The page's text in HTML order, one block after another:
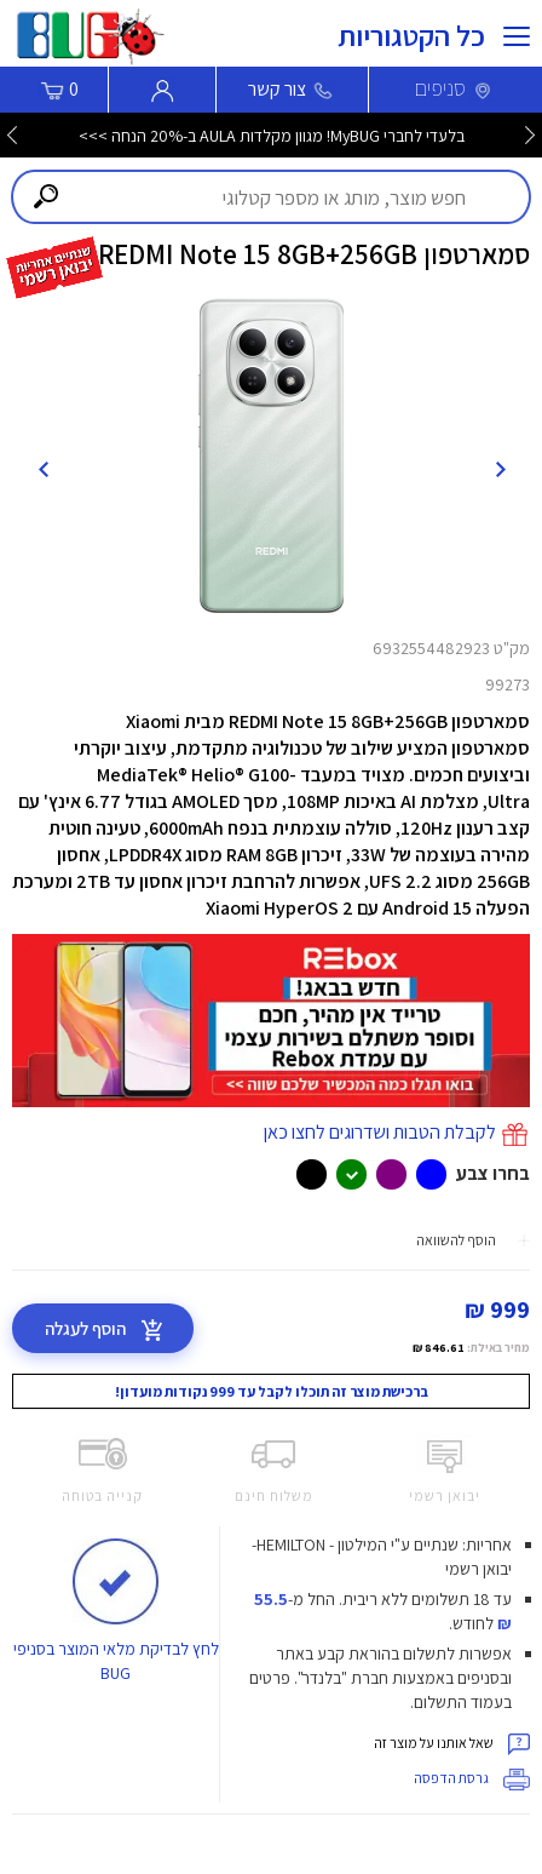
כל הקטגוריות
סניפים צור קשר 0
בלעדי לחברי MyBUG! מגוון מקלדות AULA ב-20% הנחה >>>
סמארטפון REDMI Note 15 8GB+256GB
מק"ט 6932554482923
99273
סמארטפון REDMI Note 15 8GB+256GB מבית Xiaomi
סמארטפון המציע שילוב שלטכנולוגיה מתקדמת, עיצוב יוקרתי
וביצועים חכמים. מצויד ב
מעבד MediaTek® Helio® G100-
Ultra, מצלמת AI באיכות 108MP, מסך AMOLED בגודל ‎6.77‎ אינץ' עם
קצב רענון ‎120Hz‎, סוללה עוצמתית בנפח ‎6000mAh‎, טעינה חוטית
מהירה בעוצמה של ‎33W‎, זיכרון RAM ‎8GB‎ מסוג ‎LPDDR4X‎, אחסון
‎256GB‎ מסוג ‎UFS 2.2‎, אפשרות להרחבת זיכרון אחסון עד 2TB ומערכת
הפעלה ‎Android 15‎ עם ‎Xiaomi HyperOS 2‎
לקבלת הטבות ושדרוגים לחצו כאן
בחרו צבע
הוסף להשוואה
999 ₪
מחיר באילת: 846.61 ₪
הוסף לעגלה
ברכישת מוצר זה תוכלו לקבל עד 999 נקודות מועדון!
יבואן רשמי משלוח חינם קנייה בטוחה
אחריות: שנתיים ע"י המילטון - HEMILTON-
יבואן רשמי
עד 18 תשלומים ללא ריבית.
החל מ-55.5
₪לחודש.
אפשרות לתשלום בהוראת קבע באתר
ובסניפים באמצעות חברת "בלנדר". פרטים
בעמוד התשלום.
שאל אותנו על מוצר זה
גרסת הדפסה
לחץלבדיקת מלאי המוצר בסניפי
BUG